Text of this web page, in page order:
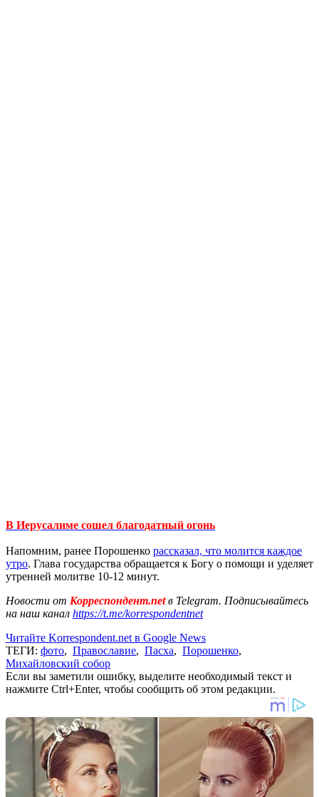
В Иерусалиме сошел благодатный огонь
Напомним, ранее Порошенко рассказал, что молится каждое
утро. Глава государства обращается к Богу о помощи и уделяет
утренней молитве 10-12 минут.
Новости от Корреспондент.netв Telegram. Подписывайтесь
на наш канал https://t.me/korrespondentnet
Читайте Korrespondent.net в Google News
ТЕГИ: фото, Православие, Пасха, Порошенко,
Михайловский собор
Если вы заметили ошибку, выделите необходимый текст и
нажмите Ctrl+Enter, чтобы сообщить об этом редакции.